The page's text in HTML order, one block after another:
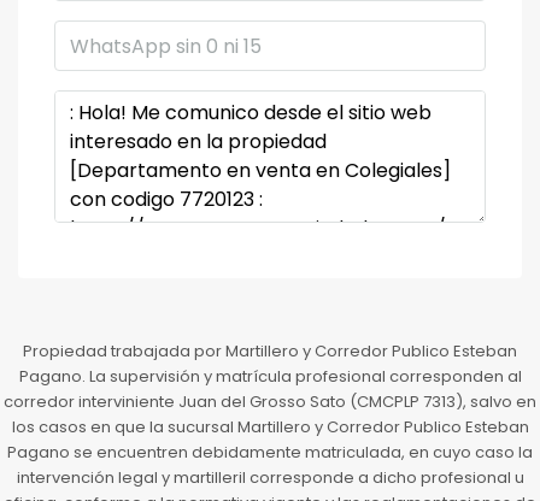
Propiedad trabajada por Martillero y Corredor Publico Esteban
Pagano. La supervisión y matrícula profesional corresponden al
corredor interviniente Juan del Grosso Sato (CMCPLP 7313), salvo en
los casos en que la sucursal Martillero y Corredor Publico Esteban
Pagano se encuentren debidamente matriculada, en cuyo caso la
intervención legal y martilleril corresponde a dicho profesional u